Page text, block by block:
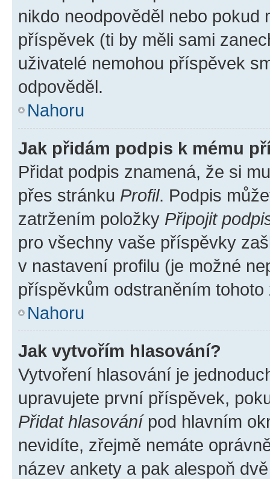
nikdo neodpověděl nebo pokud
příspěvek (ti by měli sami
uživatelé nemohou příspěvek
odpověděl.
Nahoru
Jak přidám podpis k mému
Přidat podpis znamená, že si
přes stránku Profil. Podpis
zatržením položky Připojit
pro všechny vaše příspěvky
v nastavení profilu (je možné
příspěvkům odstraněním
Nahoru
Jak vytvořím hlasování?
Vytvoření hlasování je
upravujete první příspěvek,
Přidat hlasovánípod hlavním
nevidíte, zřejmě nemáte
název ankety a pak alespoň